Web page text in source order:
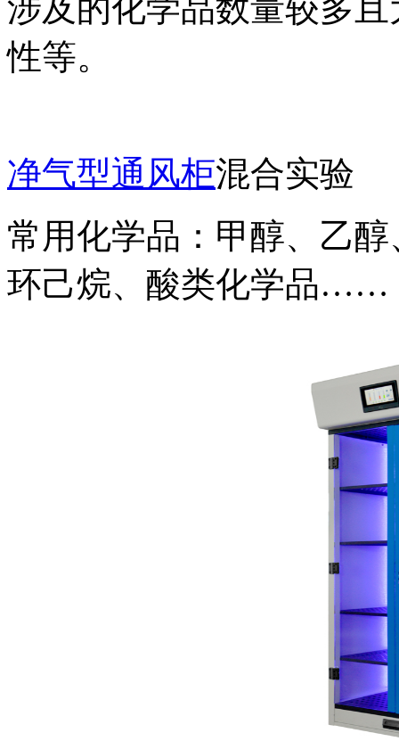
涉及的化学品数量较多
性等。
净气型通风柜混合实验
常用化学品：甲醇、乙
环己烷、酸类化学品……